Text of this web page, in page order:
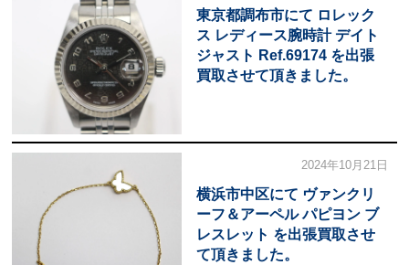
東京都調布市にて ロレック
ス レディース腕時計 デイト
ジャスト Ref.69174 を出張
買取させて頂きました。
2024年10月21日
横浜市中区にて ヴァンクリ
ーフ＆アーペル パピヨン ブ
レスレット を出張買取させ
て頂きました。